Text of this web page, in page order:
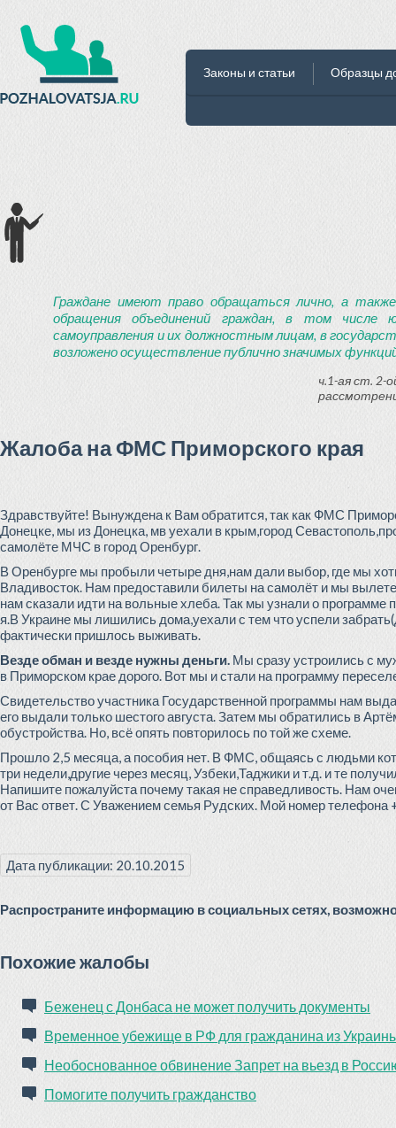
Законы и статьи Образцы
Граждане имеют право обращаться лично, а
обращения объединений граждан, в том числе
самоуправления и их должностным лицам, в
возложено осуществление публично значимых
ч.1-ая ст. 2-
Жалоба на ФМС Приморского края
Здравствуйте! Вынуждена к Вам обратится, так как ФМС
Донецке, мы из Донецка, мв уехали в крым,город
самолёте МЧС в город Оренбург.
В Оренбурге мы пробыли четыре дня,нам дали выбор, где мы
Владивосток. Нам предоставили билеты на самолёт и мы
нам сказали идти на вольные хлеба. Так мы узнали о
я.В Украине мы лишились дома,уехали с тем что успели
фактически пришлось выживать.
Везде обман и везде нужны деньги. Мы сразу устроились с
в Приморском крае дорого. Вот мы и стали на программу
Свидетельство участника Государственной программы нам
его выдали только шестого августа. Затем мы обратились в
обустройства. Но, всё опять повторилось по той же схеме.
Прошло 2,5 месяца, а пособия нет. В ФМС, общаясь с людьми
три недели,другие через месяц, Узбеки,Таджики и т.д. и те
Напишите пожалуйста почему такая не справедливость. Нам
от Вас ответ. С Уважением семья Рудских. Мой номер телефона
Дата публикации: 20.10.2015
Распространите информацию в социальных сетях,
Похожие жалобы
Беженец с Донбаса не может получить документы
Временное убежище в РФ для гражданина из
Необоснованное обвинение Запрет на вьезд в
Помогите получить гражданство